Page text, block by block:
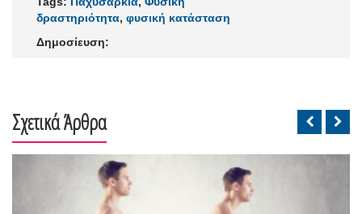
δραστηριότητα, φυσική κατάσταση
Δημοσίευση:
Σχετικά Άρθρα